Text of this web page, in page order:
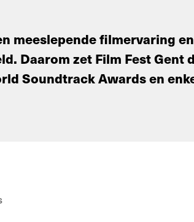
meeslepende filmervaring
Daarom zet Film Fest Gent
Soundtrack Awards en